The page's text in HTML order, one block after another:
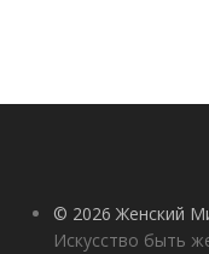
© 2026 Женский
Искусство быть